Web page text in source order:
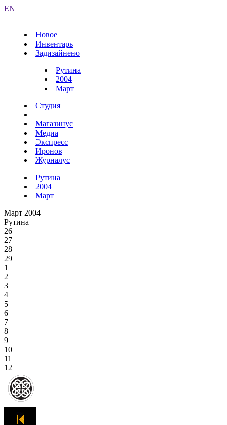
EN
Новое
Инвентарь
Задизайнено
Рутина
2004
Март
Студия
Магазинус
Медиа
Экспресс
Иронов
Журналус
Рутина
2004
Март
Март 2004
Рутина
26
27
28
29
1
2
3
4
5
6
7
8
9
10
11
12